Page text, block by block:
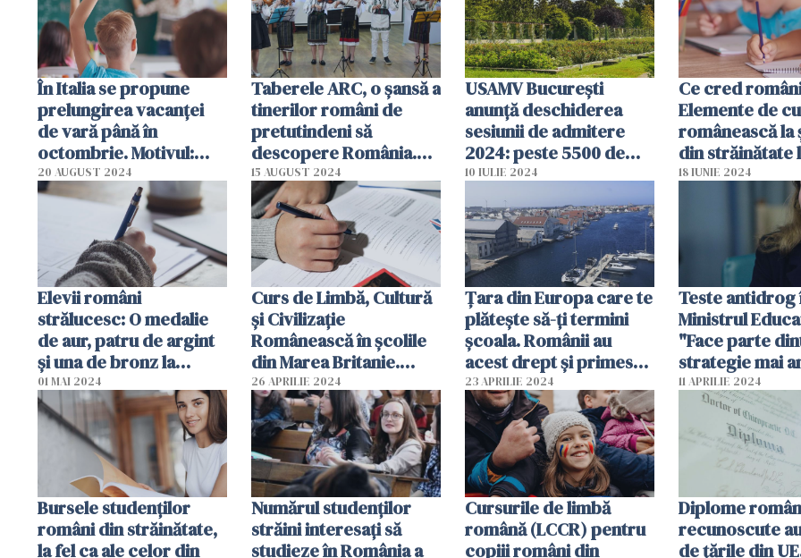
În Italia se propune
prelungirea vacanței
de vară până în
octombrie. Motivul:
temperaturile extrem
de ridicate
20 AUGUST 2024
Taberele ARC, o șansă a
tinerilor români de
pretutindeni să
descopere România.
Din ce țări vin cei mai
mulți. Radu Cosma,
DRP: "Sunt copii care
au povești dramatice"
15 AUGUST 2024
USAMV București
anunță deschiderea
sesiunii de admitere
2024: peste 5500 de
locuri la cele 64 de
programe universitare
de licență și master
10 IULIE 2024
Ce cred
Elemente de
românească la
din străinătate
învață copiii
Rezultat sondaj
18 IUNIE 2024
Elevii români
strălucesc: O medalie
de aur, patru de argint
şi una de bronz la
Olimpiada Balcanică de
Matematică de la Varna
01 MAI 2024
Curs de Limbă, Cultură
și Civilizație
Românească în școlile
din Marea Britanie.
Ambasada României,
apel pentru cei
interesați
26 APRILIE 2024
Țara din Europa care te
plătește să-ți termini
școala. Românii au
acest drept și primesc
și un împrumut de la
stat
23 APRILIE 2024
Teste antidrog
Ministrul
"Face parte
strategie mai
11 APRILIE 2024
Bursele studenților
români din străinătate,
la fel ca ale celor din
Numărul studenților
străini interesați să
studieze în România a
Cursurile de limbă
română (LCCR) pentru
copiii români din
Diplome
recunoscute
de țările din